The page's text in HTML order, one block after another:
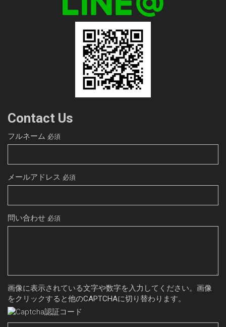
Contact Us
フルネーム 必須
メールアドレス 必須
問い合わせ 必須
画像に表示されている文字や数字を入力してください。画像
をクリックすると他のCAPTCHAに切り替わります。